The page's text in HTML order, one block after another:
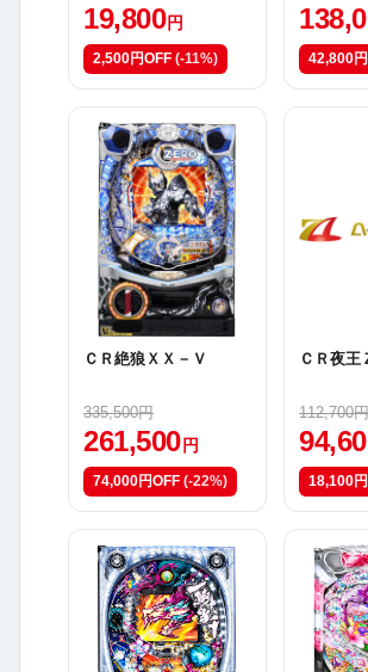
19,800 円
2,500円OFF (-11%) 42,800
ＣＲ絶狼ＸＸ－Ｖ
335,500円
261,500 円
74,000円OFF (-22%)
ＣＲ夜王
112,700円
18,100